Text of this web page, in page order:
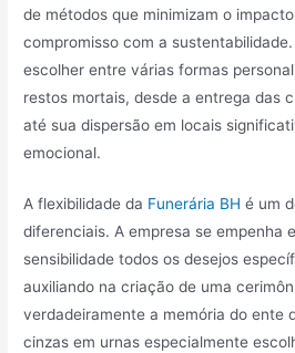
de métodos que minimizam o
compromisso com a
escolher entre várias formas
restos mortais, desde a entrega das
até sua dispersão em locais
emocional.
A flexibilidade da Funerária BH é um
diferenciais. A empresa se empenha
sensibilidade todos os desejos
auxiliando na criação de uma
verdadeiramente a memória do ente
cinzas em urnas especialmente